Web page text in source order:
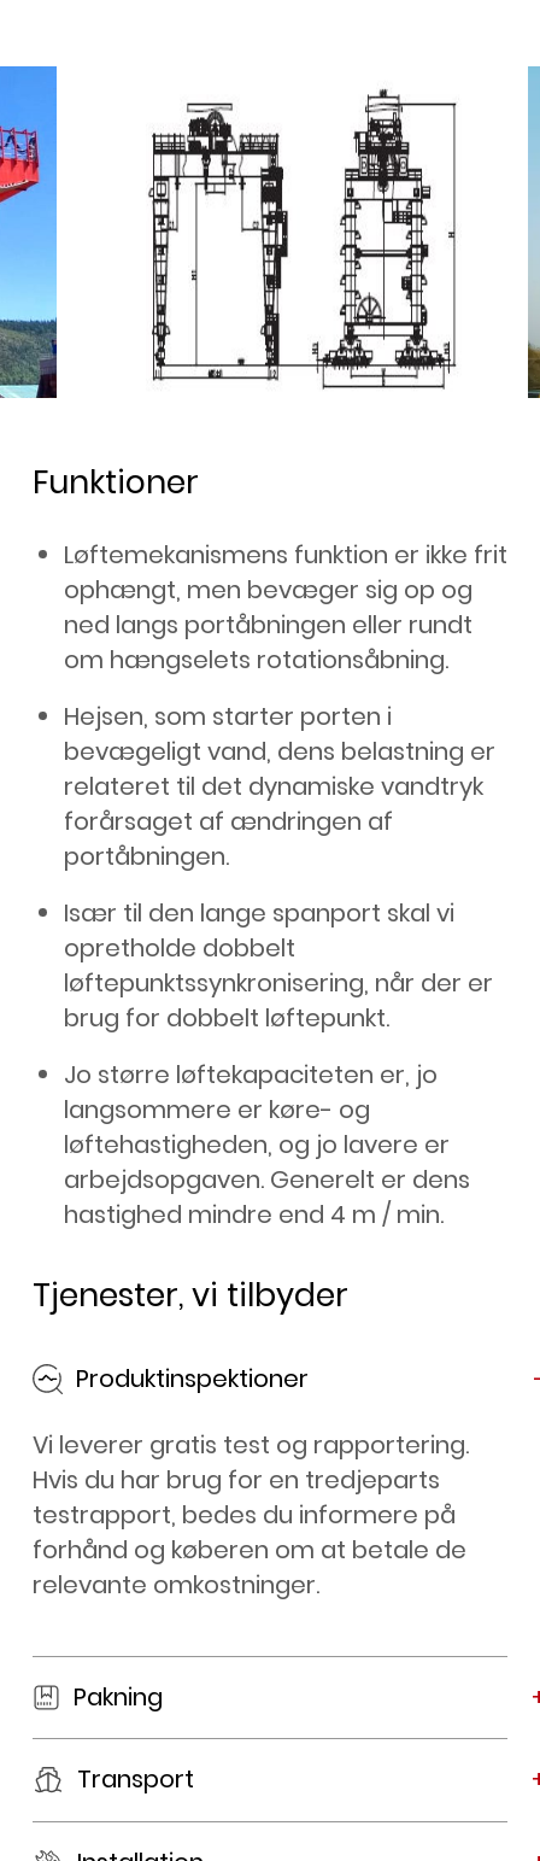
Funktioner
Løftemekanismens funktion er ikke frit
ophængt, men bevæger sig op og
ned langs portåbningen eller rundt
om hængselets rotationsåbning.
Hejsen, som starter porten i
bevægeligt vand, dens belastning er
relateret til det dynamiske vandtryk
forårsaget af ændringen af
portåbningen.
Især til den lange spanport skal vi
opretholde dobbelt
løftepunktssynkronisering, når der er
brug for dobbelt løftepunkt.
Jo større løftekapaciteten er, jo
langsommere er køre- og
løftehastigheden, og jo lavere er
arbejdsopgaven. Generelt er dens
hastighed mindre end 4 m / min.
Tjenester, vi tilbyder
Produktinspektioner
Vi leverer gratis test og rapportering.
Hvis du har brug for en tredjeparts
testrapport, bedes du informere på
forhånd og køberen om at betale de
relevante omkostninger.
Pakning
Transport